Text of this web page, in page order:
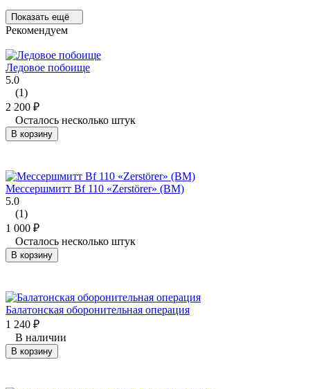
Показать ещё
Рекомендуем
Ледовое побоище
5.0
(1)
2 200 ₽
Осталось несколько штук
В корзину
Мессершмитт Bf 110 «Zerstörer» (ВМ)
5.0
(1)
1 000 ₽
Осталось несколько штук
В корзину
Балатонская оборонительная операция
1 240 ₽
В наличии
В корзину